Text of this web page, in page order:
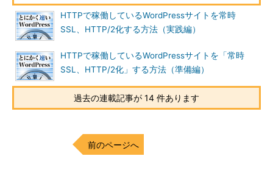
HTTPで稼働しているWordPressサイトを常時
SSL、HTTP/2化する方法（実践編）
HTTPで稼働しているWordPressサイトを「常時
SSL、HTTP/2化」する方法（準備編）
過去の連載記事が 14 件あります
前のページへ